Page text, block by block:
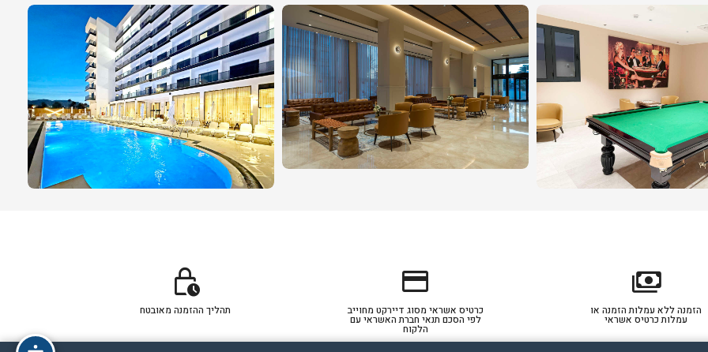
payments
הזמנה ללא עמלות הזמנה או
עמלות כרטיס אשראי
credit_card
כרטיס אשראי מסוג דיירקט מחוייב
לפי הסכם תנאי חברת האשראי עם
הלקוח
lock_clock
תהליך ההזמנה מאובטח